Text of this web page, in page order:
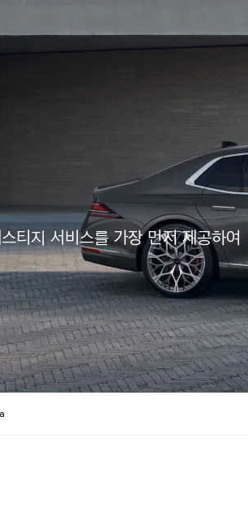
티지 서비스를 가장 먼저 제공하여